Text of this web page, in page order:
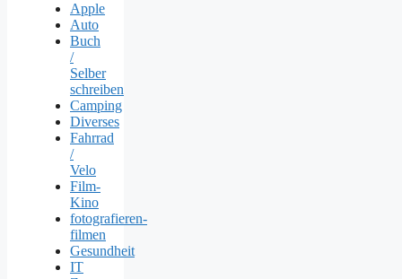
Apple
Auto
Buch
/
Selber
schreiben
Camping
Diverses
Fahrrad
/
Velo
Film-
Kino
fotografieren-
filmen
Gesundheit
IT